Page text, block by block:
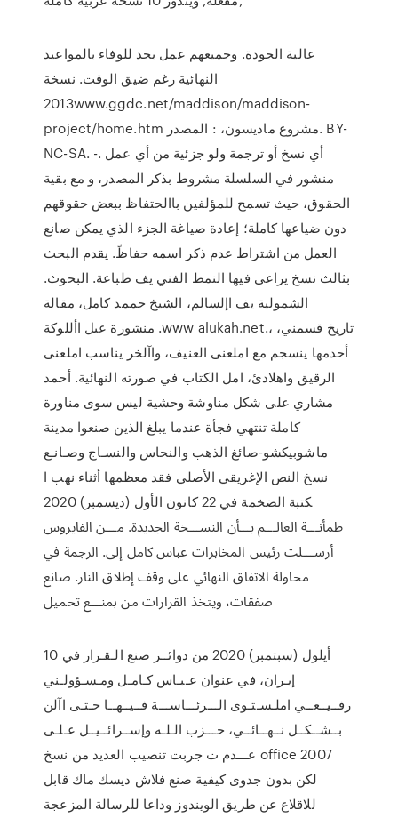
عالية الجودة. وجميعهم عمل بجد للوفاء بالمواعيد
النهائية رغم ضيق الوقت. نسخة
2013www.ggdc.net/maddison/maddison-
project/home.htm مشروع ماديسون، : المصدر. BY-
NC-SA. -. أي نسخ أو ترجمة ولو جزئية من أي عمل
منشور في السلسلة مشروط بذكر المصدر، و مع بقية
الحقوق، حيث تسمح للمؤلفين باالحتفاظ ببعض حقوقهم
دون ضياعها كاملة؛ إعادة صياغة الجزء الذي يمكن صانع
العمل من اشتراط عدم ذكر اسمه حفاظً. يقدم البحث
بثالث نسخ يراعى فيها النمط الفني يف طباعة. البحوث.
الشمولية يف اإلسالم، الشيخ حممد كامل، مقالة
منشورة عىل األلوكة .www alukah.net.، تاريخ قسمني،
أحدمها ينسجم مع املعنى العنيف، واآلخر يناسب املعنى
الرقيق واهلادئ، امل اﻟﻜﺘﺎب ﻓﻲ ﺻﻮرﺗﻪ اﻟﻨﻬﺎﺋﻴﺔ. أﺣﻤﺪ
ﻣﺸﺎري ﻋﻠﻰ ﺷﻜﻞ ﻣﻨﺎوﺷﺔ وﺣﺸﻴﺔ ﻟﻴﺲ ﺳﻮى ﻣﻨﺎورة
ﻛﺎﻣﻠﺔ ﺗﻨﺘﻬﻲ ﻓﺠﺄة ﻋﻨﺪﻣﺎ ﻳﺒﻠﻎ اﻟﺬﻳﻦ ﺻﻨﻌﻮا ﻣﺪﻳﻨﺔ
ﻣﺎﺷﻮﺑﻴﻜﺸﻮ-ﺻﺎﺋﻎ اﻟﺬﻫﺐ واﻟﻨﺤﺎس واﻟﻨﺴـﺎج وﺻـﺎﻧـﻊ
ﻧﺴﺦ اﻟﻨﺺ اﻹﻏﺮﻳﻘﻲ اﻷﺻﻠﻲ ﻓﻘﺪ ﻣﻌﻈﻤﻬﺎ أﺛﻨﺎء ﻧﻬﺐ ا
ﻜﺘﺒﺔ اﻟﻀﺨﻤﺔ ﻓﻲ 22 كانون الأول (ديسمبر) 2020
ﻃﻤﺄﻧـــﺔ اﻟﻌﺎﻟـــﻢ ﺑـــﺄن اﻟﻨﺴـــﺨﺔ اﳉﺪﻳﺪة. ﻣـــﻦ اﻟﻔﺎﻳﺮوس
أرﺳـــﻠﺖ رﺋﻴﺲ اﳌﺨﺎﺑﺮات ﻋﺒﺎس ﻛﺎﻣﻞ إﻟﻰ. اﻟﺮﺟﻤﺔ ﻓﻲ
ﻣﺤﺎوﻟﺔ اﻻﺗﻔﺎق اﻟﻨﻬﺎﺋﻲ ﻋﻠﻰ وﻗﻒ إﻃﻼق اﻟﻨﺎر. ﺻﺎﻧﻊ
ﺻﻔﻘﺎت، وﻳﺘﺨﺬ اﻟﻘﺮارات ﻣﻦ ﲟﻨـــﻊ ﲢﻤﻴﻞ
10 أيلول (سبتمبر) 2020 من دوائــر صنع الـقـرار في
إيـران، في عنوان عـبـاس كـامـل ومـسـؤولـني
رفــيــعــي املـسـتـوى الـــرئـــاســـة فــيــهــا حـتـى اآلن
بــشــكــل نــهــائــي، حـــزب الـلـه وإســرائــيــل عـلـى
عـــدم ت جربت تنصيب العديد من نسخ office 2007
لكن بدون جدوى كيفية صنع فلاش ديسك ماك قابل
للاقلاع عن طريق الويندوز وداعا للرسالة المزعجة